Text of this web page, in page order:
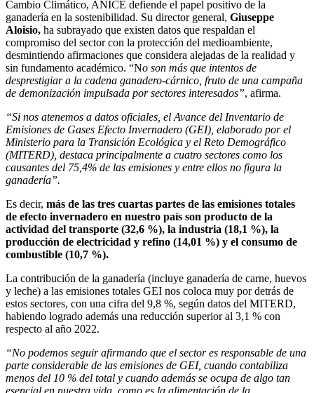
Cambio Climático, ANICE defiende el papel positivo de la
ganadería en la sostenibilidad. Su director general, Giuseppe
Aloisio, ha subrayado que existen datos que respaldan el
compromiso del sector con la protección del medioambiente,
desmintiendo afirmaciones que considera alejadas de la realidad y
sin fundamento académico. “No son más que intentos de
desprestigiar a la cadena ganadero-cárnico, fruto de una campaña
de demonización impulsada por sectores interesados”, afirma.
“Si nos atenemos a datos oficiales, el Avance del Inventario de
Emisiones de Gases Efecto Invernadero (GEI), elaborado por el
Ministerio para la Transición Ecológica y el Reto Demográfico
(MITERD), destaca principalmente a cuatro sectores como los
causantes del 75,4% de las emisiones y entre ellos no figura la
ganadería”.
Es decir, más de las tres cuartas partes de las emisiones totales
de efecto invernadero en nuestro país son producto de la
actividad del transporte (32,6 %), la industria (18,1 %), la
producción de electricidad y refino (14,01 %) y el consumo de
combustible (10,7 %).
La contribución de la ganadería (incluye ganadería de carne, huevos
y leche) a las emisiones totales GEI nos coloca muy por detrás de
estos sectores, con una cifra del 9,8 %, según datos del MITERD,
habiendo logrado además una reducción superior al 3,1 % con
respecto al año 2022.
“No podemos seguir afirmando que el sector es responsable de una
parte considerable de las emisiones de GEI, cuando contabiliza
menos del 10 % del total y cuando además se ocupa de algo tan
esencial en nuestra vida, como es la alimentación de la